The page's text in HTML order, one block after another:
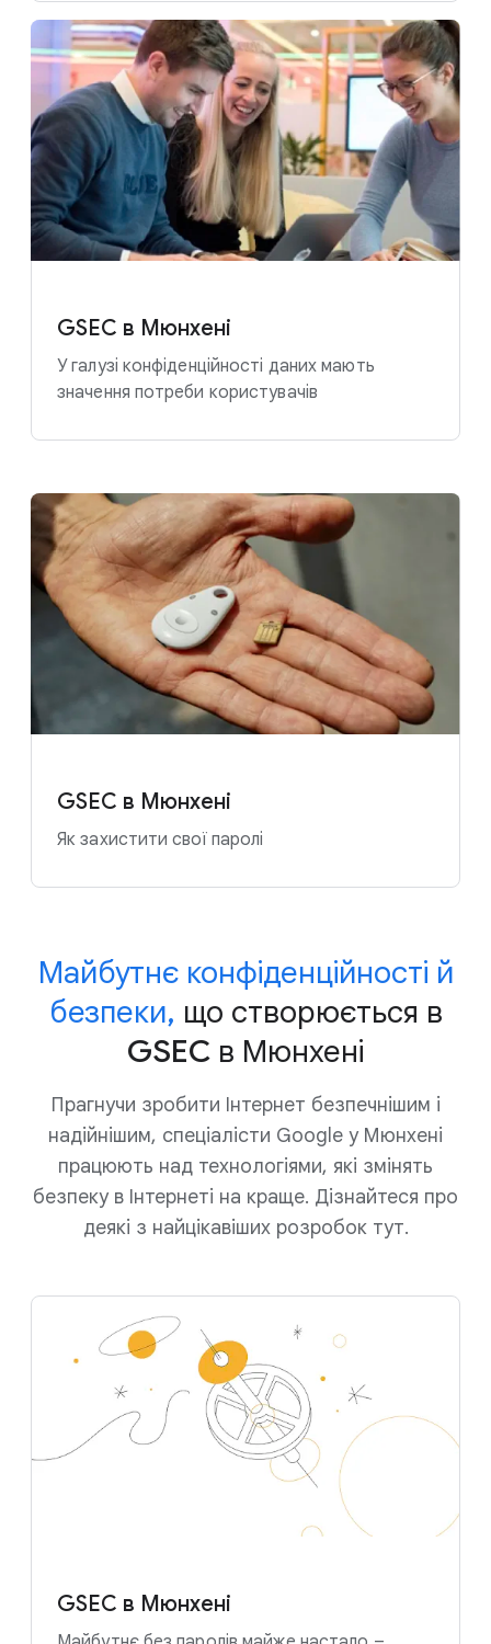
GSEC в Мюнхені
У галузі конфіденційності даних мають
значення потреби користувачів
GSEC в Мюнхені
Як захистити свої паролі
Майбутнє конфіденційності й
безпеки, що створюється в
GSEC в Мюнхені
Прагнучи зробити Інтернет безпечнішим і
надійнішим, спеціалісти Google у Мюнхені
працюють над технологіями, які змінять
безпеку в Інтернеті на краще. Дізнайтеся про
деякі з найцікавіших розробок тут.
GSEC в Мюнхені